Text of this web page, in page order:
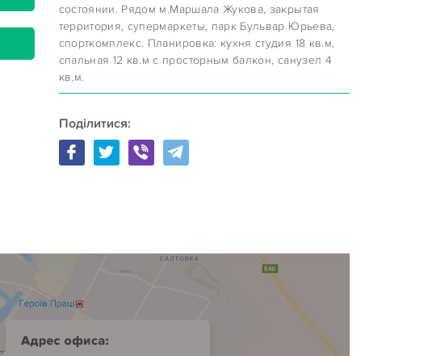
состоянии. Рядом м.Маршала Жукова, закрытая
территория, супермаркеты, парк Бульвар Юрьева,
спорткомплекс. Планировка: кухня студия 18 кв.м,
спальная 12 кв.м с просторным балкон, санузел 4
кв.м.
Поділитися: